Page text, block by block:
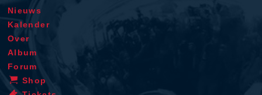
Nieuws
Kalender
Over
Album
Forum
Shop